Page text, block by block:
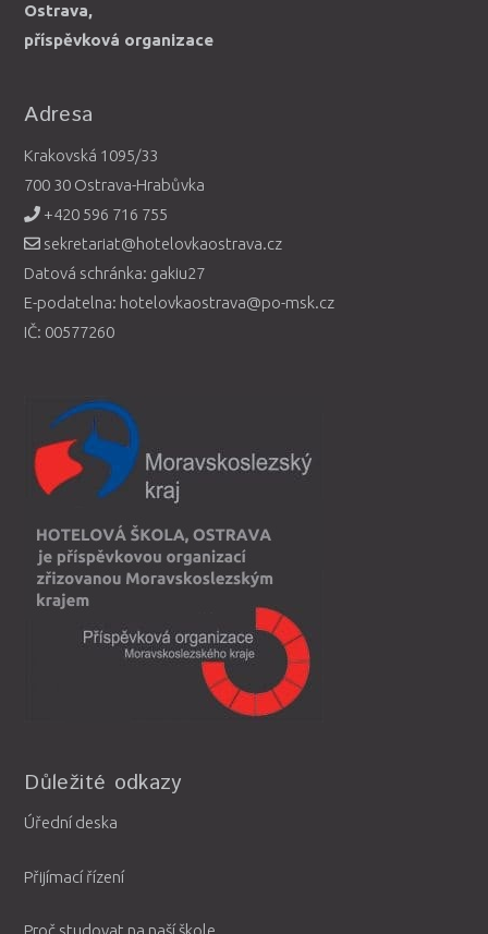
Ostrava,
příspěvková organizace
Adresa
Krakovská 1095/33
700 30 Ostrava-Hrabůvka
+420 596 716 755
sekretariat@hotelovkaostrava.cz
Datová schránka: gakiu27
E-podatelna: hotelovkaostrava@po-msk.cz
IČ: 00577260
Důležité odkazy
Úřední deska
Přijímací řízení